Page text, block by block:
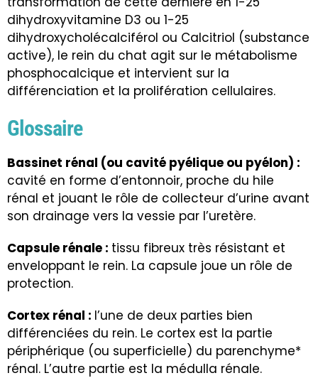
dihydroxyvitamine D3 ou 1-25
dihydroxycholécalciférol ou Calcitriol (substance
active), le rein du chat agit sur le métabolisme
phosphocalcique et intervient sur la
différenciation et la prolifération cellulaires.
Glossaire
Bassinet rénal (ou cavité pyélique ou pyélon) :
cavité en forme d’entonnoir, proche du hile
rénal et jouant le rôle de collecteur d’urine avant
son drainage vers la vessie par l’uretère.
Capsule rénale : tissu fibreux très résistant et
enveloppant le rein. La capsule joue un rôle de
protection.
Cortex rénal : l’une de deux parties bien
différenciées du rein. Le cortex est la partie
périphérique (ou superficielle) du parenchyme*
rénal. L’autre partie est la médulla rénale.